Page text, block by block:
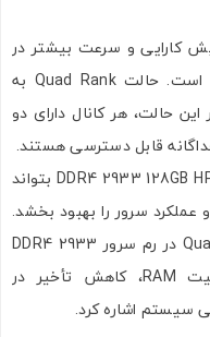
کارایی و سرعت بیشتر در
سیستم خود هستند گزینه ی مناسبی است. حالت Quad Rank به
حالت، هر کانال دارای دو
این قابلیت باعث می‌شود که رم سرور DDR4 2933 128GB HPE بتواند
عملکرد سرور را بهبود بخشد.
از دیگر مزایای استفاده از حالت Quad Rank در رم سرور DDR4 2933
128GB HPE می‌توان به افزایش ظرفیت RAM، کاهش تأخیر در
سیستم اشاره کرد.